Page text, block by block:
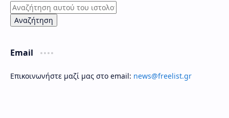
Email
Επικοινωνήστε μαζί μας στο email: news@freelist.gr